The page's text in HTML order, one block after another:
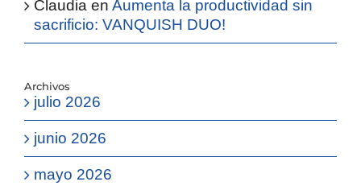
Claudia en Aumenta la productividad sin
sacrificio: VANQUISH DUO!
Archivos
julio 2026
junio 2026
mayo 2026